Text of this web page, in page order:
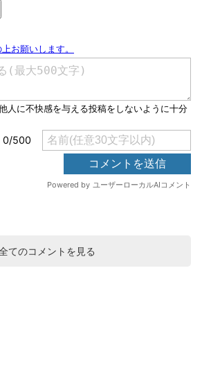
てのコメントを見る